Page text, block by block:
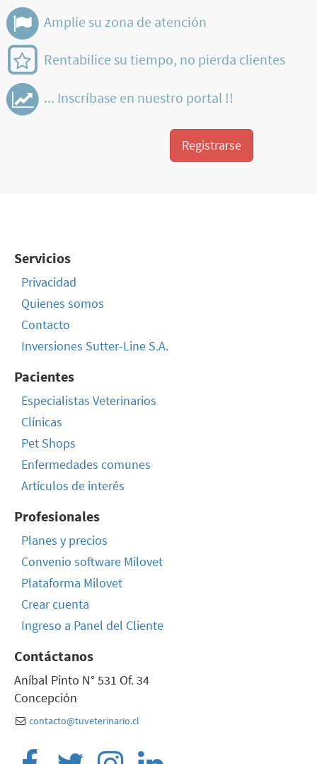
Amplíe su zona de atención
Rentabilice su tiempo, no pierda clientes
... Inscríbase en nuestro portal !!
Registrarse
Servicios
Privacidad
Quienes somos
Contacto
Inversiones Sutter-Line S.A.
Pacientes
Especialistas Veterinarios
Clínicas
Pet Shops
Enfermedades comunes
Artículos de interés
Profesionales
Planes y precios
Convenio software Milovet
Plataforma Milovet
Crear cuenta
Ingreso a Panel del Cliente
Contáctanos
Aníbal Pinto N° 531 Of. 34
Concepción
contacto@tuveterinario.cl